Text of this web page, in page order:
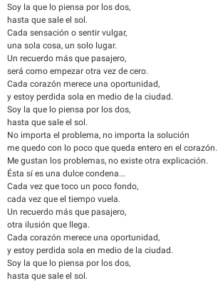
Soy la que lo piensa por los dos,
hasta que sale el sol.
Cada sensación o sentir vulgar,
una sola cosa, un solo lugar.
Un recuerdo más que pasajero,
será como empezar otra vez de cero.
Cada corazón merece una oportunidad,
y estoy perdida sola en medio de la ciudad.
Soy la que lo piensa por los dos,
hasta que sale el sol.
No importa el problema, no importa la solución
me quedo con lo poco que queda entero en el corazón.
Me gustan los problemas, no existe otra explicación.
Ésta sí es una dulce condena...
Cada vez que toco un poco fondo,
cada vez que el tiempo vuela.
Un recuerdo más que pasajero,
otra ilusión que llega.
Cada corazón merece una oportunidad,
y estoy perdida sola en medio de la ciudad.
Soy la que lo piensa por los dos,
hasta que sale el sol.